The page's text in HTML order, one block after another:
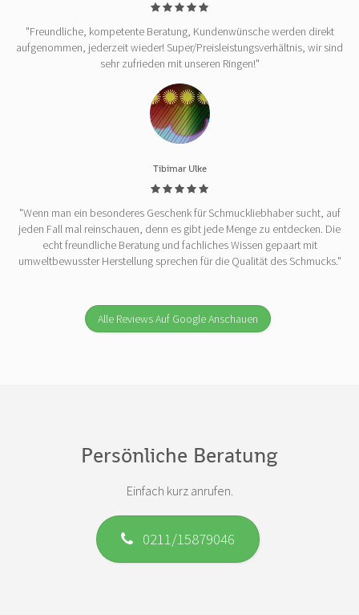
"Freundliche, kompetente Beratung, Kundenwünsche werden direkt
aufgenommen, jederzeit wieder! Super/Preisleistungsverhältnis, wir sind
sehr zufrieden mit unseren Ringen!"
Tibimar Ulke
"Wenn man ein besonderes Geschenk für Schmuckliebhaber sucht, auf
jeden Fall mal reinschauen, denn es gibt jede Menge zu entdecken. Die
echt freundliche Beratung und fachliches Wissen gepaart mit
umweltbewusster Herstellung sprechen für die Qualität des Schmucks."
Alle Reviews Auf Google Anschauen
Persönliche Beratung
Einfach kurz anrufen.
0211/15879046